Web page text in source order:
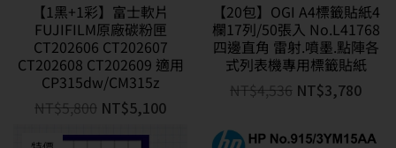
【1黑+1彩】富士軟片
FUJIFILM原廠碳粉匣
CT202606 CT202607
CT202608 CT202609 適用
CP315dw/CM315z
NT$5,800 NT$5,100
【20包】OGI A4標籤貼紙4
欄17列/50張入 No.L41768
四邊直角 雷射.噴墨.點陣各
式列表機專用標籤貼紙
NT$4,536 NT$3,780